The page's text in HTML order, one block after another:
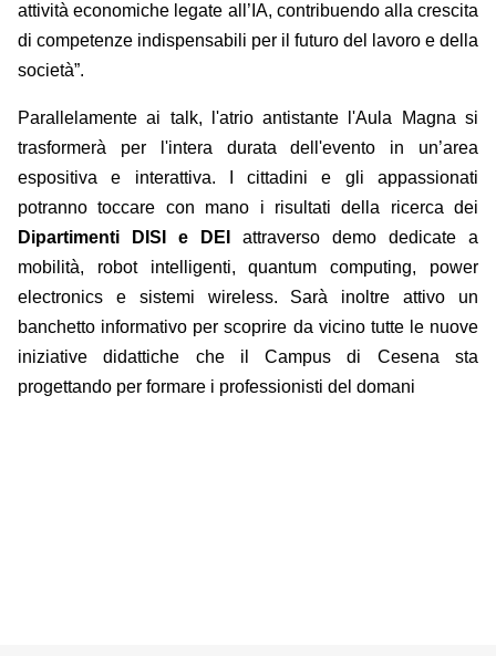
attività economiche legate all’IA, contribuendo alla crescita
di competenze indispensabili per il futuro del lavoro e della
società”.
Parallelamente ai talk, l'atrio antistante l'Aula Magna si
trasformerà per l'intera durata dell'evento in un’area
espositiva e interattiva. I cittadini e gli appassionati
potranno toccare con mano i risultati della ricerca dei
Dipartimenti DISI e DEI attraverso demo dedicate a
mobilità, robot intelligenti, quantum computing, power
electronics e sistemi wireless. Sarà inoltre attivo un
banchetto informativo per scoprire da vicino tutte le nuove
iniziative didattiche che il Campus di Cesena sta
progettando per formare i professionisti del domani